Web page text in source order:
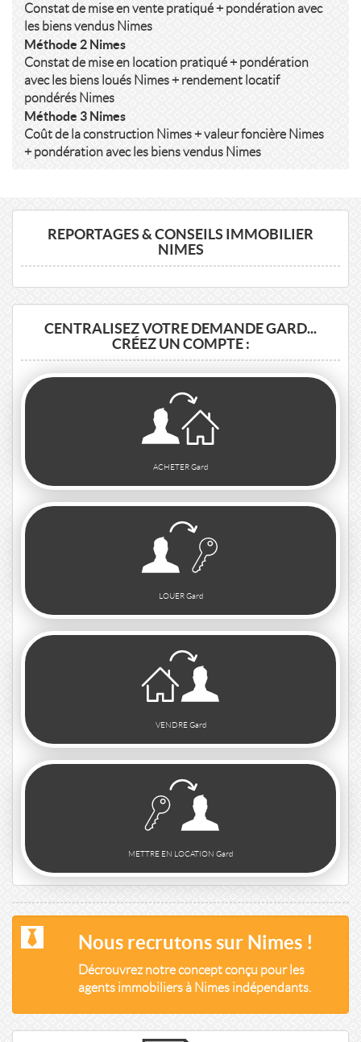
Constat de mise en vente pratiqué + pondération avec
les biens vendus Nimes
Méthode 2 Nimes
Constat de mise en location pratiqué + pondération
avec les biens loués Nimes + rendement locatif
pondérés Nimes
Méthode 3 Nimes
Coût de la construction Nimes + valeur foncière Nimes
+ pondération avec les biens vendus Nimes
REPORTAGES & CONSEILS IMMOBILIER
NIMES
CENTRALISEZ VOTRE DEMANDE GARD...
CRÉEZ UN COMPTE :
ACHETER Gard
LOUER Gard
VENDRE Gard
METTRE EN LOCATION Gard
Nous recrutons sur Nimes !
Décrouvrez notre concept conçu pour les
agents immobiliers à Nimes indépendants.